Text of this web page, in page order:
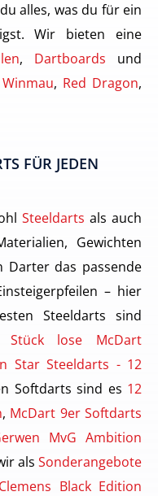
alles, was du für ein
Wir bieten eine
, Dartboards und
Winmau, Red Dragon,
FÜR JEDEN
Steeldarts als auch
Gewichten
Darter das passende
– hier
Steeldarts sind
Stück lose McDart
Star Steeldarts - 12
Softdarts sind es 12
, McDart 9er Softdarts
MvG Ambition
als Sonderangebote
Black Edition